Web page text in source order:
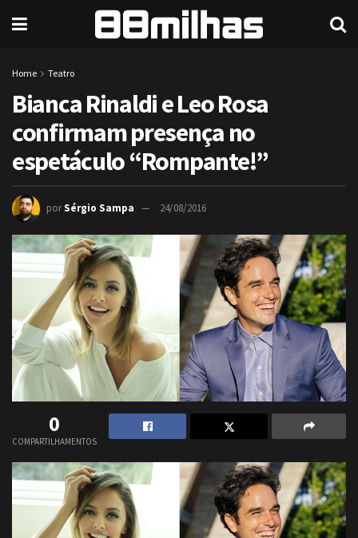
Home Teatro
Bianca Rinaldi e Leo Rosa
confirmam presença no
espetáculo “Rompante!”
porSérgio Sampa 24/08/2016
0
COMPARTILHAMENTOS